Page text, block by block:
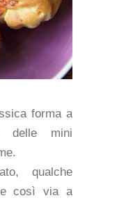
forma a
delle mini
qualche
e così via a